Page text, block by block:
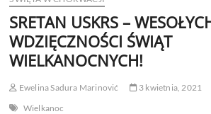
SRETAN USKRS –
WDZIĘCZNOŚCI ŚWIĄT
WIELKANOCNYCH!
Ewelina Sadura Marinović 3 kwietnia, 2021
Wielkanoc